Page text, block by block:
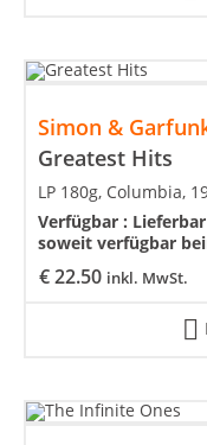
Simon &
Greatest Hits
€22.50 inkl. MwSt.
LP 180g, Columbia,
Verfügbar :
soweit verfügbar